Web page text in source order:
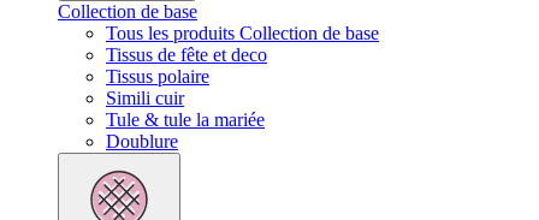
Collection de base
Tous les produits Collection de base
Tissus de fête et deco
Tissus polaire
Simili cuir
Tule & tule la mariée
Doublure